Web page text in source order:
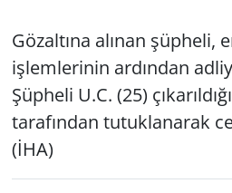
Gözaltına alınan şüpheli,
işlemlerinin ardından
Şüpheli U.C. (25)
tarafından tutuklanarak
(İHA)